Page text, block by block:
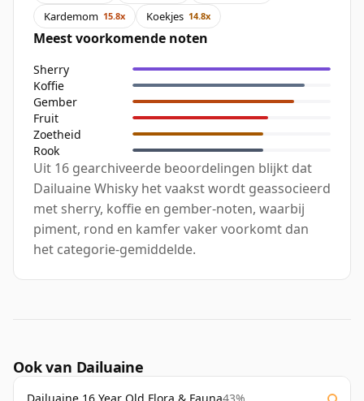
Kardemom 15.8x Koekjes 14.8x
Meest voorkomende noten
Sherry
Koffie
Gember
Fruit
Zoetheid
Rook
Uit 16 gearchiveerde beoordelingen blijkt dat
Dailuaine Whisky het vaakst wordt geassocieerd
met sherry, koffie en gember-noten, waarbij
piment, rond en kamfer vaker voorkomt dan
het categorie-gemiddelde.
Ook van Dailuaine